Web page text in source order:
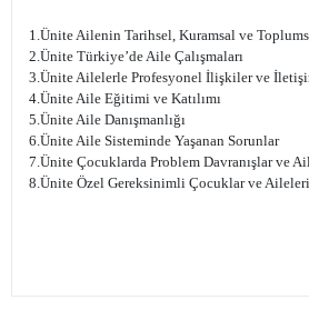
1.Ünite Ailenin Tarihsel, Kuramsal ve
2.Ünite Türkiye’de Aile Çalışmaları
3.Ünite Ailelerle Profesyonel İlişkiler ve
4.Ünite Aile Eğitimi ve Katılımı
5.Ünite Aile Danışmanlığı
6.Ünite Aile Sisteminde Yaşanan Sorunlar
7.Ünite Çocuklarda Problem Davranışlar ve
8.Ünite Özel Gereksinimli Çocuklar ve